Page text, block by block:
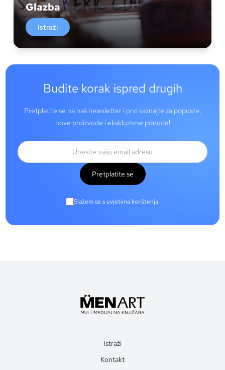
Glazba
Istraži
Budite korak ispred drugih
Pretplatite se na naš newsletter i prvi saznajte za popuste,
nove proizvode i ekskluzivne ponude!
Pretplatite se
Slažem se s uvjetima korištenja.
Istraži
Kontakt